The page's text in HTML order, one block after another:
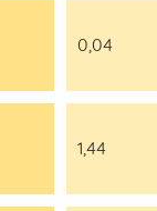
0,04
1,44